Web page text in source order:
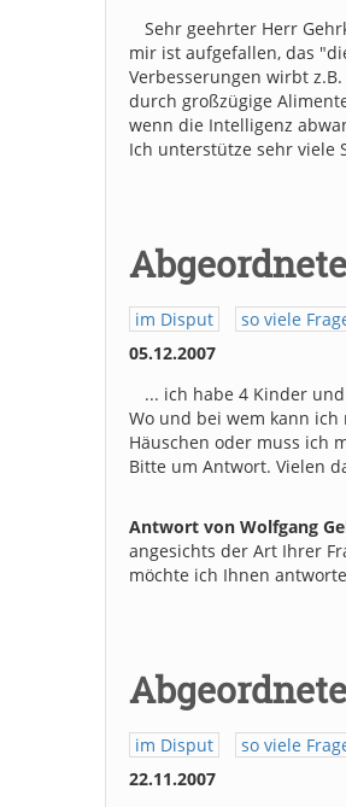
Sehr geehrter Herr
mir ist aufgefallen, das
Verbesserungen wirbt
durch großzügige
wenn die Intelligenz
Ich unterstütze sehr viele
im Disput
so viele
05.12.2007
... ich habe 4 Kinder
Wo und bei wem kann
Häuschen oder muss ich
Bitte um Antwort. Vielen
Antwort von Wolfgang
angesichts der Art Ihrer
möchte ich Ihnen
im Disput
so viele
22.11.2007